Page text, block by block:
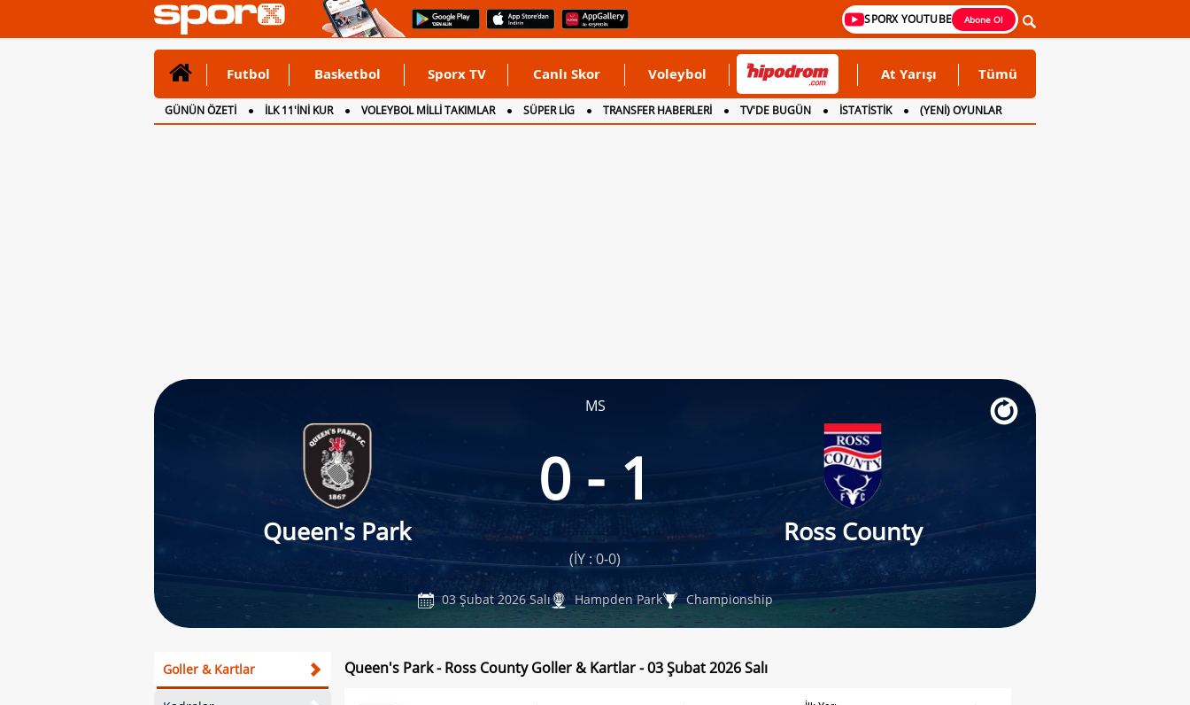
SPORX YOUTUBE Abone Ol
Futbol Basketbol Sporx TV Canlı Skor Voleybol At Yarışı Tümü
GÜNÜN ÖZETİ İLK 11'İNİ KUR VOLEYBOL MİLLİ TAKIMLAR SÜPER LİG TRANSFER HABERLERİ TV'DE BUGÜN İSTATİSTİK
(YENİ) OYUNLAR
CANLI ANLATIM
İNGİLTERE
MS
Queen's Park
0 - 1
Ross County
(İY : 0-0)
03 Şubat 2026 Salı Hampden Park Championship
Goller & Kartlar Queen's Park - Ross County Goller & Kartlar - 03 Şubat 2026 Salı